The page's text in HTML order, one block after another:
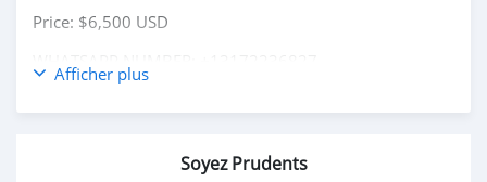
Price: $6,500 USD
Afficher plus
Soyez Prudents